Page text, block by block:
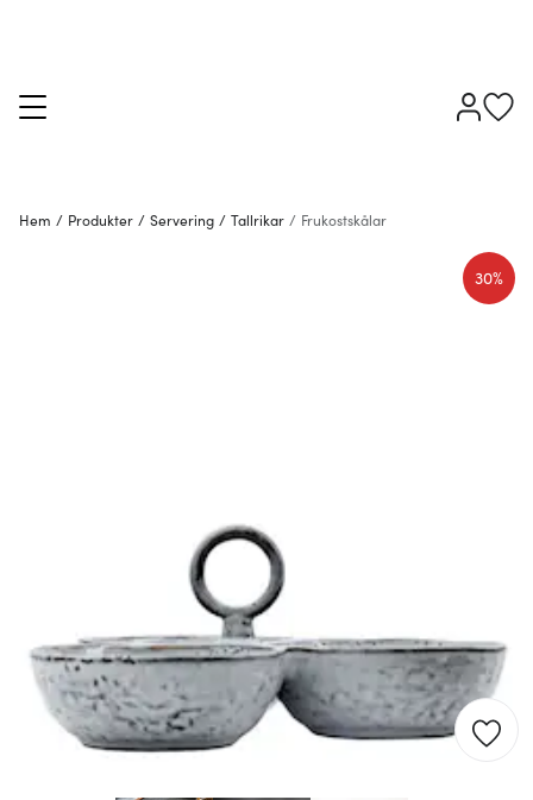
Hem / Produkter / Servering / Tallrikar / Frukostskålar
30%